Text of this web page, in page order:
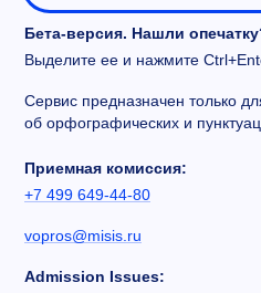
Бета-версия. Нашли
Выделите ее и нажмите
Сервис предназначен только
об орфографических и
Приемная комиссия:
+7 499 649-44-80
vopros@misis.ru
Admission Issues: